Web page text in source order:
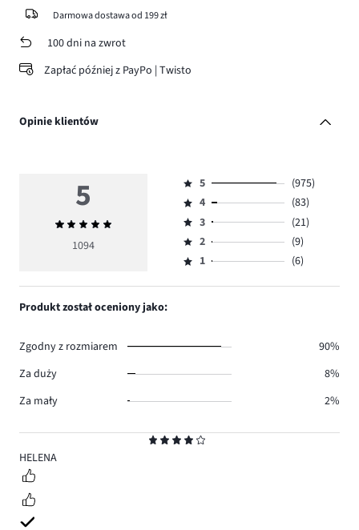
Darmowa dostawa od 199 zł
100 dni na zwrot
Zapłać później z PayPo | Twisto
Opinie klientów
4
HELENA
5
Średnia
ocena
1094
Ocena
5,
ilość
głosów
975.
5
(975)
Ocena
4,
ilość
głosów
4
(83)
Ocena
3,
ilość
3
(21)
Ocena
2,
2
(9)
Ocena
1,
1 (6)
Produkt został oceniony jako:
Zgodny z rozmiarem
90%
Za duży
8%
Za mały
2%